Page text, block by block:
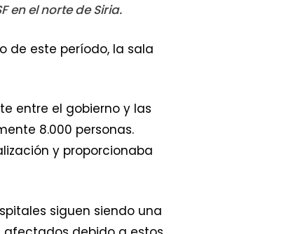
en el norte de Siria.
de este período, la sala
entre el gobierno y las
8.000 personas.
y proporcionaba
siguen siendo una